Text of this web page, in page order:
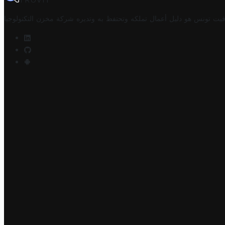
تونس هو دليل أعمال تملكه وتحتفظ به وتديره شركة مخزن التكنولوجيا